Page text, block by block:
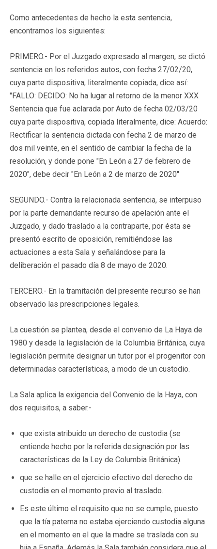
Como antecedentes de hecho la esta sentencia,
encontramos los siguientes:
PRIMERO.- Por el Juzgado expresado al margen, se dictó
sentencia en los referidos autos, con fecha 27/02/20,
cuya parte dispositiva, literalmente copiada, dice así:
"FALLO: DECIDO: No ha lugar al retorno de la menor XXX
Sentencia que fue aclarada por Auto de fecha 02/03/20
cuya parte dispositiva, copiada literalmente, dice: Acuerdo:
Rectificar la sentencia dictada con fecha 2 de marzo de
dos mil veinte, en el sentido de cambiar la fecha de la
resolución, y donde pone "En León a 27 de febrero de
2020", debe decir "En León a 2 de marzo de 2020"
SEGUNDO.- Contra la relacionada sentencia, se interpuso
por la parte demandante recurso de apelación ante el
Juzgado, y dado traslado a la contraparte, por ésta se
presentó escrito de oposición, remitiéndose las
actuaciones a esta Sala y señalándose para la
deliberación el pasado día 8 de mayo de 2020.
TERCERO.- En la tramitación del presente recurso se han
observado las prescripciones legales.
La cuestión se plantea, desde el convenio de La Haya de
1980 y desde la legislación de la Columbia Británica, cuya
legislación permite designar un tutor por el progenitor con
determinadas características, a modo de un custodio.
La Sala aplica la exigencia del Convenio de la Haya, con
dos requisitos, a saber.-
que exista atribuido un derecho de custodia (se
entiende hecho por la referida designación por las
características de la Ley de Columbia Británica).
que se halle en el ejercicio efectivo del derecho de
custodia en el momento previo al traslado.
Es este último el requisito que no se cumple, puesto
que la tía paterna no estaba ejerciendo custodia alguna
en el momento en el que la madre se traslada con su